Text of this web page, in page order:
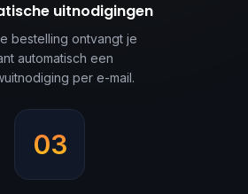
uitnodigingen
bestelling ontvangt je
automatisch een
per e-mail.
03